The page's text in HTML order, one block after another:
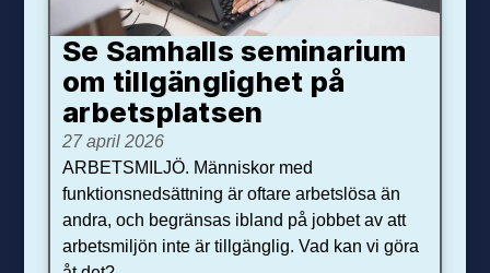
Se Samhalls seminarium
om tillgänglighet på
arbetsplatsen
27 april 2026
ARBETSMILJÖ. Människor med
funktionsnedsättning är oftare arbetslösa än
andra, och begränsas ibland på jobbet av att
arbetsmiljön inte är tillgänglig. Vad kan vi göra